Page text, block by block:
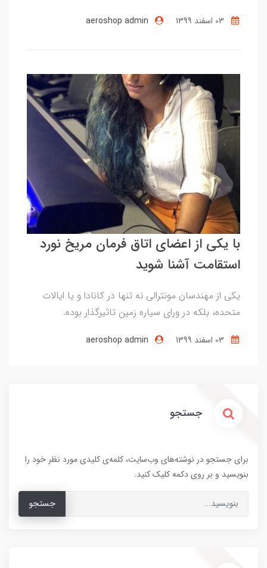
aeroshop admin
با یکی از اعضای اتاق فرمان مریخ نورد
استقامت آشنا شوید
یکی از مهندسان مونترالی نه تنها در کانادا و یا ایالات
متحده، بلکه در ورای سیاره زمین تاثیرگذار بوده.
aeroshop admin
جستجو
برای جستجو در نوشته‌های وب‌سایت، کلمه‌ی کلیدی مورد نظر خود را
بنویسید و بر روی دکمه کلیک کنید.
جستجو